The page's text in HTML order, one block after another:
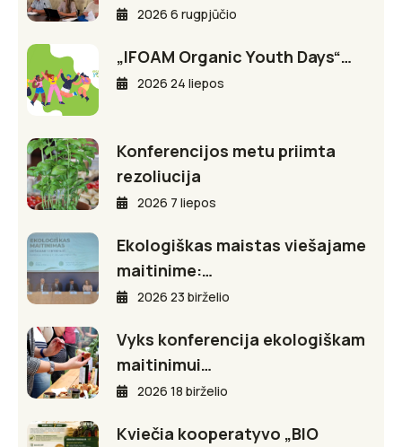
2026 6 rugpjūčio
„IFOAM Organic Youth Days“…
2026 24 liepos
Konferencijos metu priimta
rezoliucija
2026 7 liepos
Ekologiškas maistas viešajame
maitinime:…
2026 23 birželio
Vyks konferencija ekologiškam
maitinimui…
2026 18 birželio
Kviečia kooperatyvo „BIO